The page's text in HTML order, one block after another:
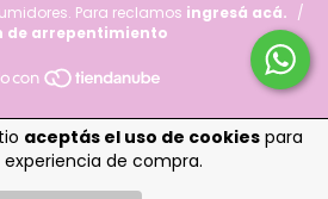
aceptás el uso de cookies para
experiencia de compra.
Para reclamos ingresá acá. /
de arrepentimiento